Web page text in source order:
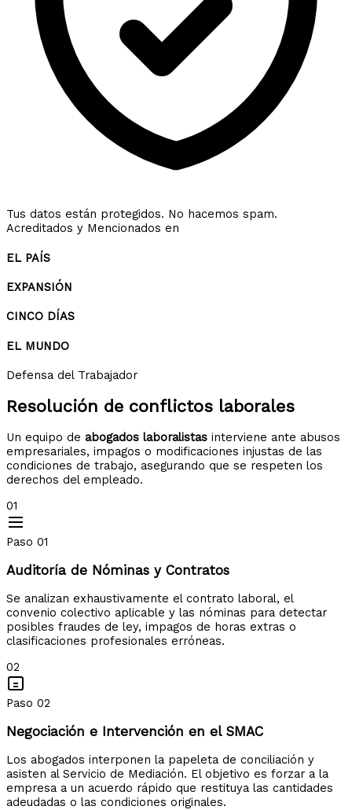
Tus datos están protegidos. No hacemos spam.
Acreditados y Mencionados en
EL PAÍS
EXPANSIÓN
CINCO DÍAS
EL MUNDO
Defensa del Trabajador
Resolución de conflictos laborales
Un equipo de abogados laboralistas interviene ante abusos
empresariales, impagos o modificaciones injustas de las
condiciones de trabajo, asegurando que se respeten los
derechos del empleado.
01
Paso 01
Auditoría de Nóminas y Contratos
Se analizan exhaustivamente el contrato laboral, el
convenio colectivo aplicable y las nóminas para detectar
posibles fraudes de ley, impagos de horas extras o
clasificaciones profesionales erróneas.
02
Paso 02
Negociación e Intervención en el SMAC
Los abogados interponen la papeleta de conciliación y
asisten al Servicio de Mediación. El objetivo es forzar a la
empresa a un acuerdo rápido que restituya las cantidades
adeudadas o las condiciones originales.